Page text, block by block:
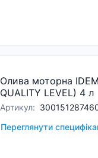
Олива моторна
QUALITY LEVEL) 4 л
Артикул:
Переглянути